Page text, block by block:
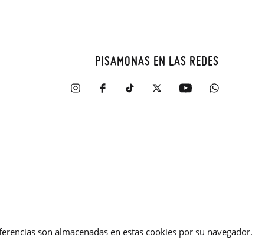
PISAMONAS EN LAS REDES
son almacenadas en estas cookies por su navegador.